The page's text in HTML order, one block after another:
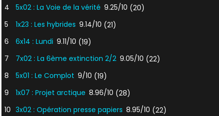
4
5x02 : La Voie de la vérité 9.25/10 (20)
5
1x23 : Les hybrides 9.14/10 (21)
6
6x14 : Lundi 9.11/10 (19)
7
7x02 : La 6ème extinction 2/2 9.05/10 (22)
8
5x01 : Le Complot 9/10 (19)
9
1x07 : Projet arctique 8.96/10 (28)
10 3x02 : Opération presse papiers 8.95/10 (22)